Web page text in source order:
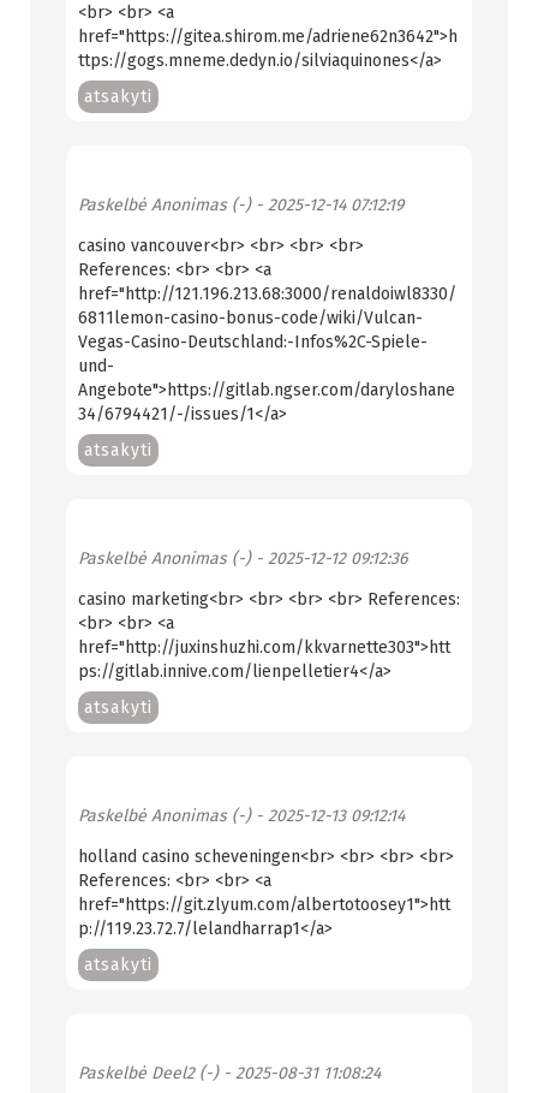
<br> <br> <a
href="https://gitea.shirom.me/adriene62n3642">h
ttps://gogs.mneme.dedyn.io/silviaquinones</a>
atsakyti
Paskelbė Anonimas (-)- 2025-12-14 07:12:19
casino vancouver<br> <br> <br> <br>
References: <br> <br> <a
href="http://121.196.213.68:3000/renaldoiwl8330/
6811lemon-casino-bonus-code/wiki/Vulcan-
Vegas-Casino-Deutschland:-Infos%2C-Spiele-
und-
Angebote">https://gitlab.ngser.com/daryloshane
34/6794421/-/issues/1</a>
atsakyti
Paskelbė Anonimas (-)- 2025-12-12 09:12:36
casino marketing<br> <br> <br> <br> References:
<br> <br> <a
href="http://juxinshuzhi.com/kkvarnette303">htt
ps://gitlab.innive.com/lienpelletier4</a>
atsakyti
Paskelbė Anonimas (-)- 2025-12-13 09:12:14
holland casino scheveningen<br> <br> <br> <br>
References: <br> <br> <a
href="https://git.zlyum.com/albertotoosey1">htt
p://119.23.72.7/lelandharrap1</a>
atsakyti
Paskelbė Deel2 (-)- 2025-08-31 11:08:24